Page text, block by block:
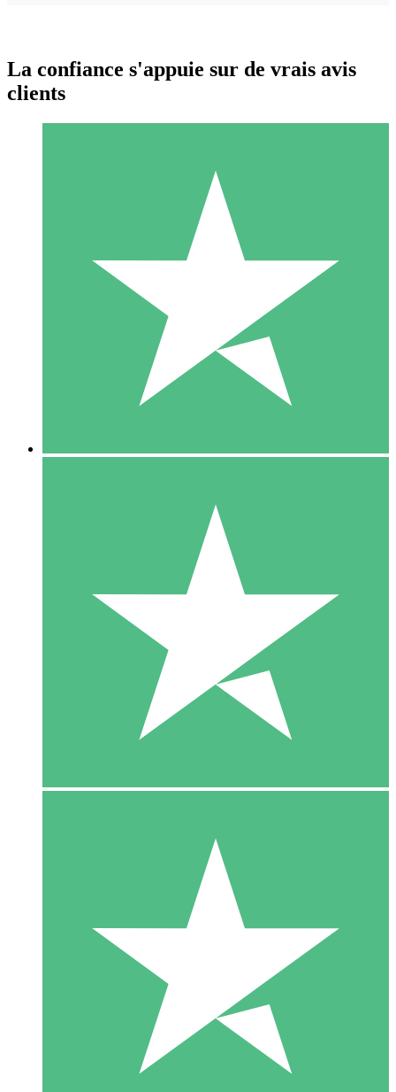
Packs de Crédits Individuels
Payez à l'utilisation avec des crédits de téléchargement. Sans
1 Téléchargement
10 00
10 Téléchargements
20 00
La confiance s'appuie sur de vrais avis
clients